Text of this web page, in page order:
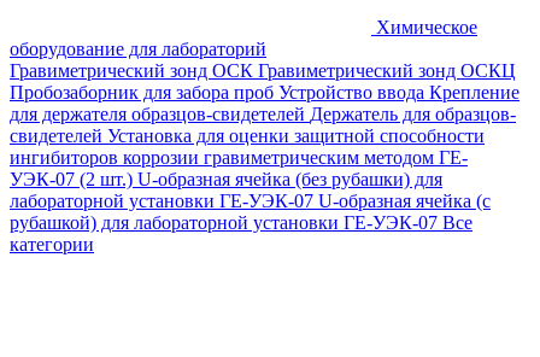
Химическое
оборудование для лабораторий
Гравиметрический зонд ОСК Гравиметрический зонд ОСКЦ
Пробозаборник для забора проб Устройство ввода Крепление
для держателя образцов-свидетелей Держатель для образцов-
свидетелей Установка для оценки защитной способности
ингибиторов коррозии гравиметрическим методом ГЕ-
УЭК-07 (2 шт.) U-образная ячейка (без рубашки) для
лабораторной установки ГЕ-УЭК-07 U-образная ячейка (с
рубашкой) для лабораторной установки ГЕ-УЭК-07 Все
категории